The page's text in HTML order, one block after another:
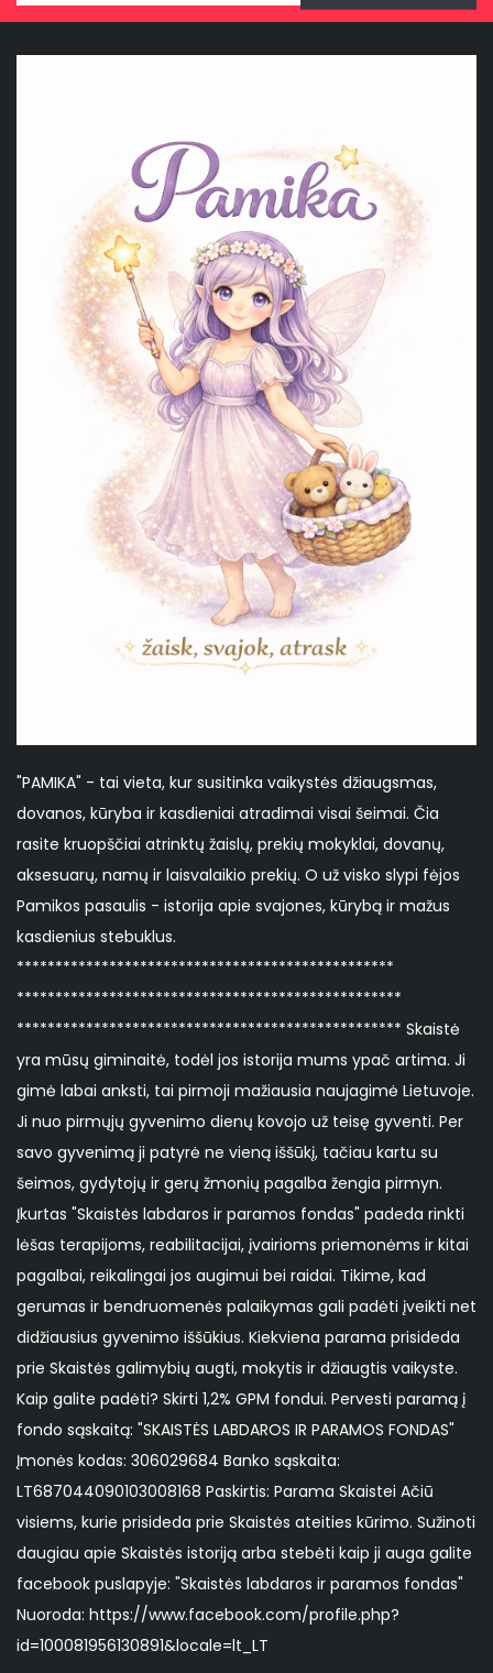
"PAMIKA" - tai vieta, kur susitinka vaikystės džiaugsmas,
dovanos, kūryba ir kasdieniai atradimai visai šeimai. Čia
rasite kruopščiai atrinktų žaislų, prekių mokyklai, dovanų,
aksesuarų, namų ir laisvalaikio prekių. O už visko slypi fėjos
Pamikos pasaulis - istorija apie svajones, kūrybą ir mažus
kasdienius stebuklus.
*************************************************
**************************************************
************************************************** Skaistė
yra mūsų giminaitė, todėl jos istorija mums ypač artima. Ji
gimė labai anksti, tai pirmoji mažiausia naujagimė Lietuvoje.
Ji nuo pirmųjų gyvenimo dienų kovojo už teisę gyventi. Per
savo gyvenimą ji patyrė ne vieną iššūkį, tačiau kartu su
šeimos, gydytojų ir gerų žmonių pagalba žengia pirmyn.
Įkurtas "Skaistės labdaros ir paramos fondas" padeda rinkti
lėšas terapijoms, reabilitacijai, įvairioms priemonėms ir kitai
pagalbai, reikalingai jos augimui bei raidai. Tikime, kad
gerumas ir bendruomenės palaikymas gali padėti įveikti net
didžiausius gyvenimo iššūkius. Kiekviena parama prisideda
prie Skaistės galimybių augti, mokytis ir džiaugtis vaikyste.
Kaip galite padėti? Skirti 1,2% GPM fondui. Pervesti paramą į
fondo sąskaitą: "SKAISTĖS LABDAROS IR PARAMOS FONDAS"
Įmonės kodas: 306029684 Banko sąskaita:
LT687044090103008168 Paskirtis: Parama Skaistei Ačiū
visiems, kurie prisideda prie Skaistės ateities kūrimo. Sužinoti
daugiau apie Skaistės istoriją arba stebėti kaip ji auga galite
facebook puslapyje: "Skaistės labdaros ir paramos fondas"
Nuoroda: https://www.facebook.com/profile.php?
id=100081956130891&locale=lt_LT